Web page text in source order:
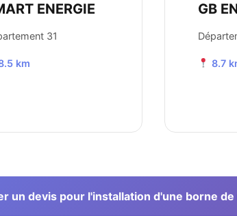
ENERGIE
31
km
GB
8.7
un devis pour l'installation d'une borne